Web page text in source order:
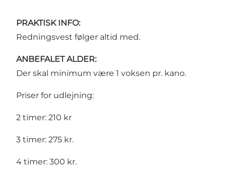
PRAKTISK INFO:
Redningsvest følger altid med.
ANBEFALET ALDER:
Der skal minimum være 1 voksen pr. kano.
Priser for udlejning:
2 timer: 210 kr
3 timer: 275 kr.
4 timer: 300 kr.